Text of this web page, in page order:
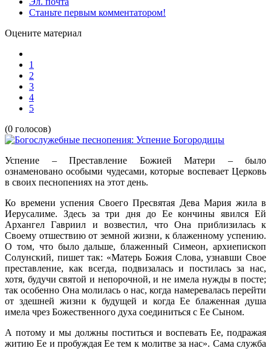
Станьте первым комментатором!
Оцените материал
1
2
3
4
5
(0 голосов)
Успение – Преставление Божией Матери – было
ознаменовано особыми чудесами, которые воспевает Церковь
в своих песнопениях на этот день.
Ко времени успения Своего Пресвятая Дева Мария жила в
Иерусалиме. Здесь за три дня до Ее кончины явился Ей
Архангел Гавриил и возвестил, что Она приблизилась к
Своему отшествию от земной жизни, к блаженному успению.
О том, что было дальше, блаженный Симеон, архиепископ
Солунский, пишет так: «Матерь Божия Слова, узнавши Свое
преставление, как всегда, подвизалась и постилась за нас,
хотя, будучи святой и непорочной, и не имела нужды в посте;
так особенно Она молилась о нас, когда намеревалась перейти
от здешней жизни к будущей и когда Ее блаженная душа
имела чрез Божественного духа соединиться с Ее Сыном.
А потому и мы должны поститься и воспевать Ее, подражая
житию Ее и пробуждая Ее тем к молитве за нас». Сама служба